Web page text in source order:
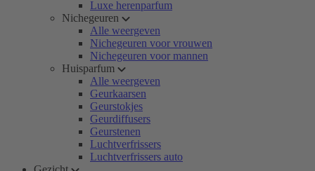
Luxe herenparfum
Nichegeuren
Alle weergeven
Nichegeuren voor vrouwen
Nichegeuren voor mannen
Huisparfum
Alle weergeven
Geurkaarsen
Geurstokjes
Geurdiffusers
Geurstenen
Luchtverfrissers
Luchtverfrissers auto